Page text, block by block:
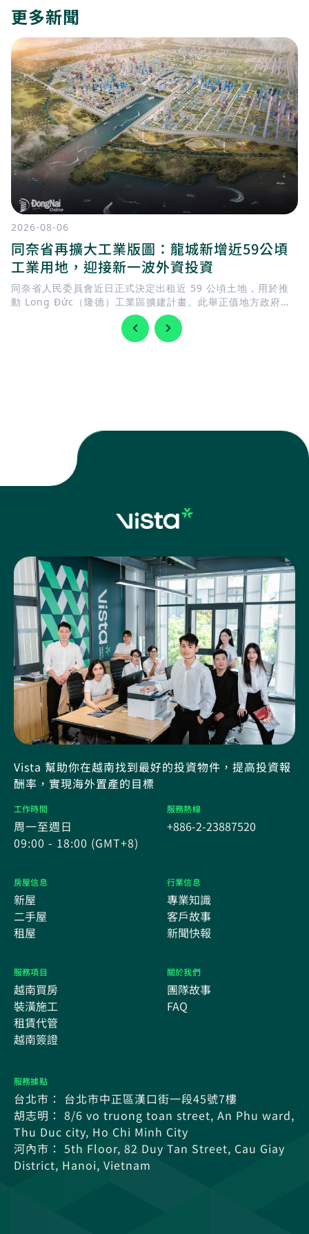
更多新聞
2026-08-06
同奈省再擴大工業版圖：龍城新增近59公頃
工業用地，迎接新一波外資投資
同奈省人民委員會近日正式決定出租近 59 公頃土地，用於推
動 Long Đức（隆德）工業區擴建計畫。此舉正值地方政府加
快完善基礎建設，迎接 隆城國際機場 即將投入營運，同時持續
擴充工業用地，以滿足國內外企業日益增加的投資需求。
Vista 幫助你在越南找到最好的投資物件，提高投資報
酬率，實現海外置產的目標
工作時間
周一至週日
09:00 - 18:00 (GMT+8)
服務熱線
+886-2-23887520
房屋信息
新屋
二手屋
租屋
行業信息
專業知識
客戶故事
新聞快報
服務項目
越南買房
裝潢施工
租賃代管
越南簽證
關於我們
團隊故事
FAQ
服務據點
台北市： 台北市中正區漢口街一段45號7樓
胡志明： 8/6 vo truong toan street, An Phu ward,
Thu Duc city, Ho Chi Minh City
河內市： 5th Floor, 82 Duy Tan Street, Cau Giay
District, Hanoi, Vietnam